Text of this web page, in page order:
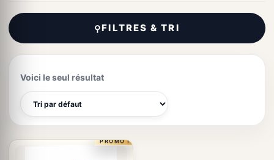
⚲FILTRES & TRI
Voici le seul résultat
PROMO !